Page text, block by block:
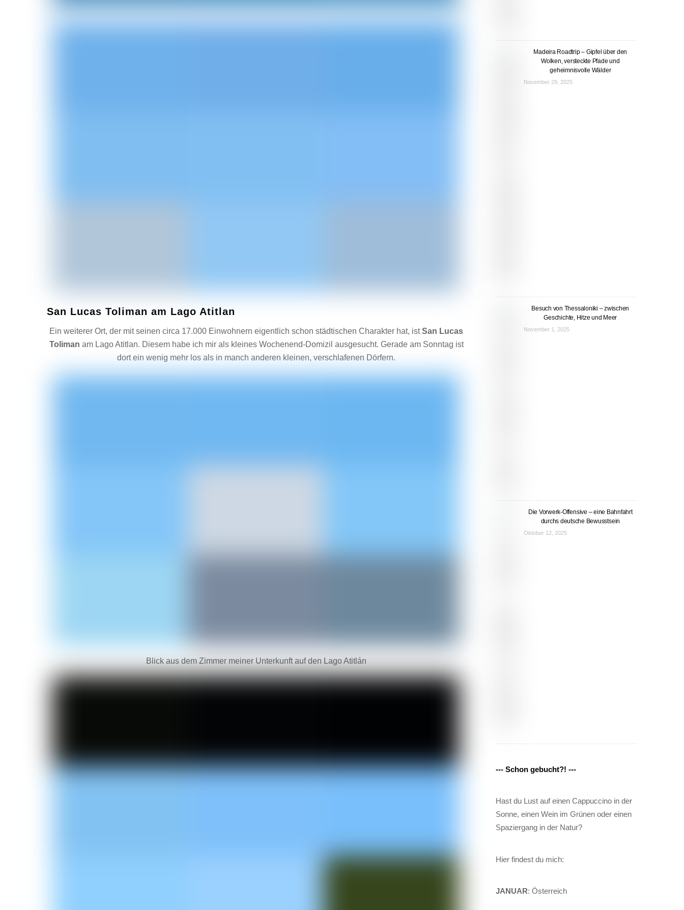
San Lucas Toliman am Lago Atitlan
Ein weiterer Ort, der mit seinen circa 17.000 Einwohnern eigentlich schon städtischen Charakter hat, istSan Lucas
Toliman am Lago Atitlan. Diesem habe ich mir als kleines Wochenend-Domizil ausgesucht. Gerade am Sonntag ist
dort ein wenig mehr los als in manch anderen kleinen, verschlafenen Dörfern.
Blick aus dem Zimmer meiner Unterkunft auf den Lago Atitlán
Madeira Roadtrip – Gipfel über den
Wolken, versteckte Pfade und
geheimnisvolle Wälder
November 29, 2025
Besuch von Thessaloniki – zwischen
Geschichte, Hitze und Meer
November 1, 2025
Die Vorwerk-Offensive – eine Bahnfahrt
durchs deutsche Bewusstsein
Oktober 12, 2025
--- Schon gebucht?! ---
Hast du Lust auf einen Cappuccino in der
Sonne, einen Wein im Grünen oder einen
Spaziergang in der Natur?
Hier findest du mich:
JANUAR: Österreich